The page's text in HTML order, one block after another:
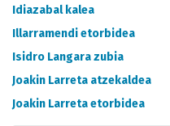
Idiazabal kalea
Illarramendi etorbidea
Isidro Langara zubia
Joakin Larreta atzekaldea
Joakin Larreta etorbidea